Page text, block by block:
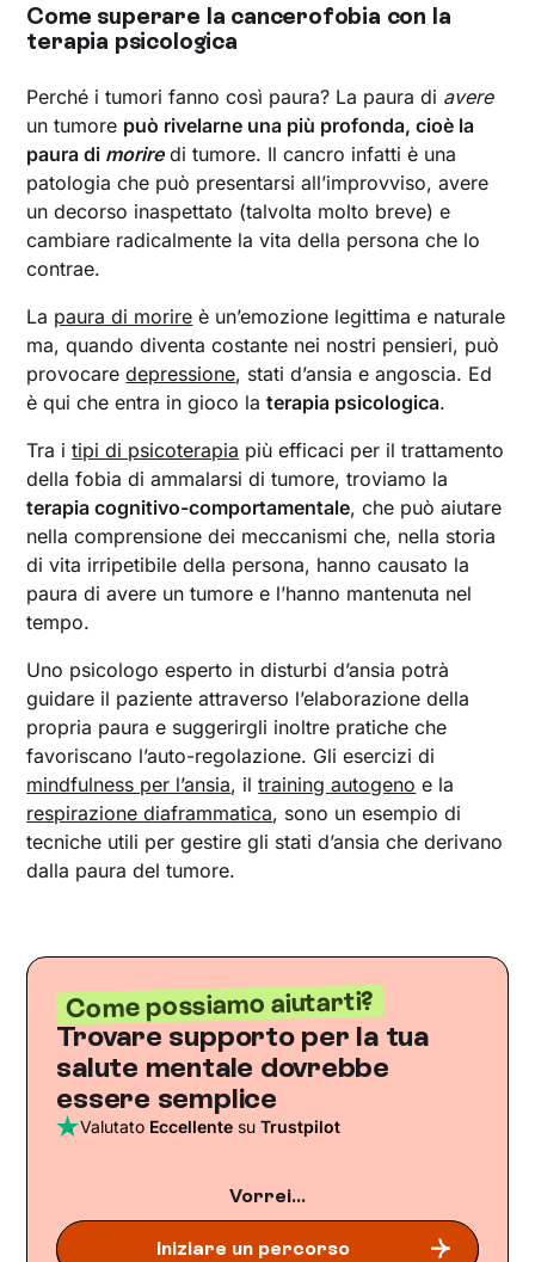
Come superare la cancerofobia con la
terapia psicologica
Perché i tumori fanno così paura? La paura di avere
un tumore può rivelarne una più profonda, cioè la
paura di moriredi tumore. Il cancro infatti è una
patologia che può presentarsi all’improvviso, avere
un decorso inaspettato (talvolta molto breve) e
cambiare radicalmente la vita della persona che lo
contrae.
La paura di morire è un’emozione legittima e naturale
ma, quando diventa costante nei nostri pensieri, può
provocaredepressione, stati d’ansia e angoscia. Ed
è qui che entra in gioco laterapia psicologica.
Tra itipi di psicoterapia più efficaci per il trattamento
della fobia di ammalarsi di tumore, troviamo la
terapia cognitivo-comportamentale, che può aiutare
nella comprensione dei meccanismi che, nella storia
di vita irripetibile della persona, hanno causato la
paura di avere un tumore e l’hanno mantenuta nel
tempo.
Uno psicologo esperto in disturbi d’ansia potrà
guidare il paziente attraverso l’elaborazione della
propria paura e suggerirgli inoltre pratiche che
favoriscano l’auto-regolazione. Gli esercizi di
mindfulness per l’ansia, iltraining autogeno e la
respirazione diaframmatica, sono un esempio di
tecniche utili per gestire gli stati d’ansia che derivano
dalla paura del tumore.
Come possiamo aiutarti?
Trovare supporto per la tua
salute mentale dovrebbe
essere semplice
Valutato Eccellente suTrustpilot
Vorrei...
Iniziare un percorso